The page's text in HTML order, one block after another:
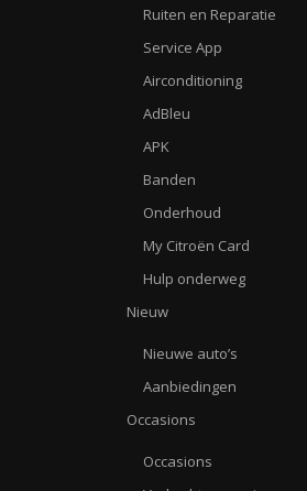
Ruiten en Reparatie
Service App
Airconditioning
AdBleu
APK
Banden
Onderhoud
My Citroën Card
Hulp onderweg
Nieuw
Nieuwe auto’s
Aanbiedingen
Occasions
Occasions